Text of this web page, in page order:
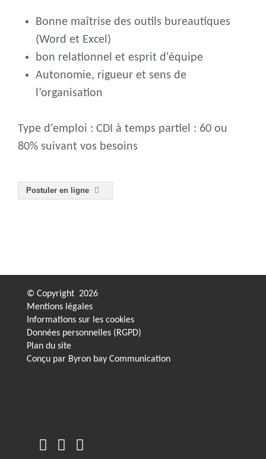
Bonne maîtrise des outils bureautiques
(Word et Excel)
bon relationnel et esprit d'équipe
Autonomie, rigueur et sens de
l’organisation
Type d'emploi : CDI à temps partiel : 60 ou
80% suivant vos besoins
Postuler en ligne
© Copyright 2026
Mentions légales
Informations sur les cookies
Données personnelles (RGPD)
Plan du site
Conçu par Byron bay Communication